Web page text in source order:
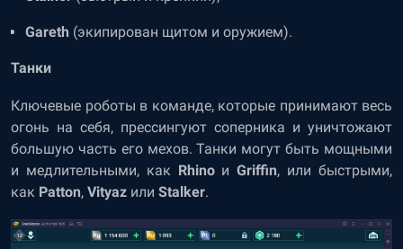
Gareth (экипирован щитом и оружием).
Танки
Ключевые роботы в команде, которые принимают весь
огонь на себя, прессингуют соперника и уничтожают
большую часть его мехов. Танки могут быть мощными
и медлительными, как Rhino иGriffin, или быстрыми,
как Patton, Vityaz или Stalker.